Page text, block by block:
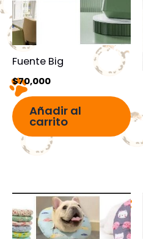
Fuente Big
$70,000
Añadir al
carrito